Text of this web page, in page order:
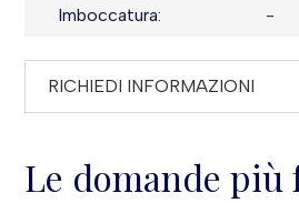
Imboccatura: -
RICHIEDI INFORMAZIONI
Le domande più